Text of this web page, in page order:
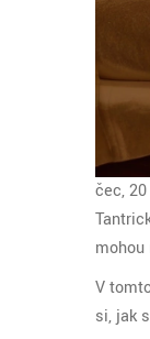
čec,
V
si, jak